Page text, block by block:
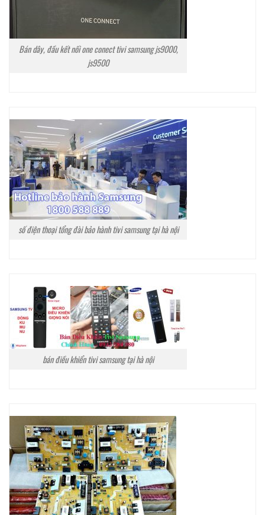
Bán dây, đầu kết nối one conect tivi samsung js9000,
js9500
số điện thoại tổng đài bảo hành tivi samsung tại hà nội
bán điều khiển tivi samsung tại hà nội